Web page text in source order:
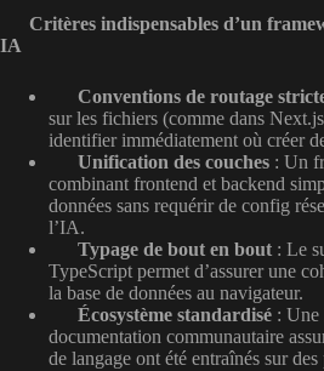
Critères indispensables d’un
IA
Conventions de routage
sur les fichiers (comme dans
identifier immédiatement où créer
Unification des couches : Un
combinant frontend et backend
données sans requérir de config
l’IA.
Typage de bout en bout : Le
TypeScript permet d’assurer une
la base de données au navigateur.
Écosystème standardisé : Une
documentation communautaire
de langage ont été entraînés sur des